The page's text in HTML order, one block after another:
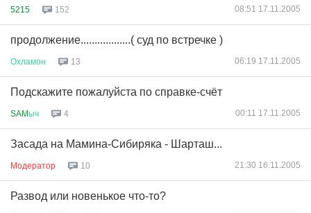
5215 152 08:51 17.11.2005
продолжение..................( суд по встречке )
Охламон 13 06:19 17.11.2005
Подскажите пожалуйста по справке-счёт
SAMыч 4 00:11 17.11.2005
Засада на Мамина-Сибиряка - Шарташ...
Модератор 10 21:30 16.11.2005
Развод или новенькое что-то?